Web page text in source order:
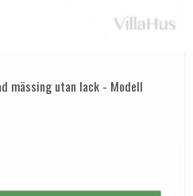
mässing utan lack - Modell